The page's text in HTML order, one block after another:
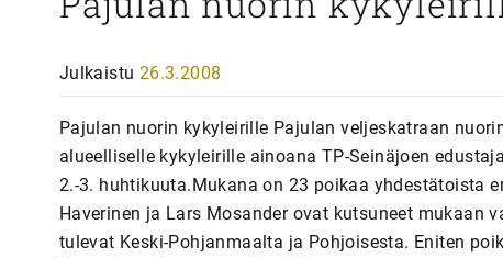
Julkaistu 26.3.2008
Pajulan nuorin kykyleirille Pajulan veljeskatraan
alueelliselle kykyleirille ainoana TP-Seinäjoen
2.-3. huhtikuuta.Mukana on 23 poikaa yhdestätoista
Haverinen ja Lars Mosander ovat kutsuneet mukaan
tulevat Keski-Pohjanmaalta ja Pohjoisesta. Eniten